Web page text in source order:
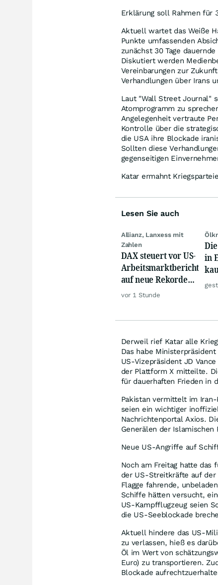
Erklärung soll Rahmen für
Aktuell wartet das Weiße
Punkte umfassenden
zunächst 30 Tage
Diskutiert werden
Vereinbarungen zur
Verhandlungen über Irans
Laut "Wall Street Journal"
Atomprogramm zu
Angelegenheit vertraute
Kontrolle über die
die USA ihre Blockade
Sollten diese
gegenseitigen
Katar ermahnt
Lesen Sie auch
Allianz, Lanxess mit
Zahlen
DAX steuert vor US-
Arbeitsmarktbericht
auf neue Rekorde
zu, Öl steigt
vor 1 Stunde
in
Derweil rief Katar alle
Das habe
US-Vizepräsident JD
der Plattform X mitteilte.
für dauerhaften Frieden in
Pakistan vermittelt im
seien ein wichtiger
Nachrichtenportal Axios.
Generälen der
Neue US-Angriffe auf
Noch am Freitag hatte das
der US-Streitkräfte auf
Flagge fahrende,
Schiffe hätten versucht,
US-Kampfflugzeug seien
die US-Seeblockade
Aktuell hindere das US-
zu verlassen, hieß es
Öl im Wert von
Euro) zu transportieren.
Blockade